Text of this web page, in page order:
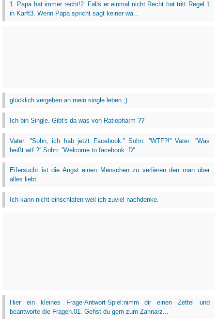
1. Papa hat immer recht!2. Falls er einmal nicht Recht hat tritt Regel 1
in Karft3. Wenn Papa spricht sagt keiner wa...
glücklich vergeben an mein single leben ;)
Ich bin Single. Gibt's da was von Ratiopharm ??
Vater: ''Sohn, ich hab jetzt Facebook.'' Sohn: ''WTF?!'' Vater: ''Was
heißt wtf ?'' Sohn: ''Welcome to facebook :D''
Eifersucht ist die Angst einen Menschen zu verlieren den man über
alles liebt.
Ich kann nicht einschlafen weil ich zuviel nachdenke.
Hier ein kleines Frage-Antwort-Spiel:nimm dir einen Zettel und
beantworte die Fragen.01. Gehst du gern zum Zahnarz...